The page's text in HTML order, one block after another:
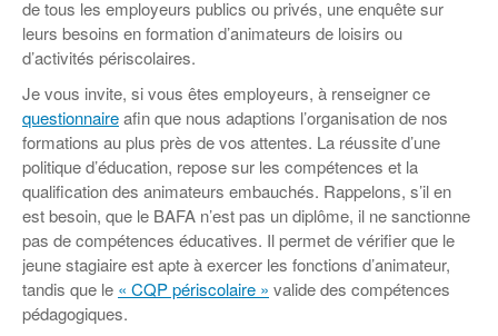
Guide du volontaire
Guide du tuteur
Pas d’éducation, pas d’avenir !
« Silence, on violence » Emprise et
violence conjugale
Malle pédagogique « Parcours d’exils
d’hier et d’aujourd’hui »
Présentation
Espace bénévoles
Story play’r
La ligue 95 et Recyclivre
Lutte contre l’illettrisme
Spectacles jeune public
Education aux médias
Les veilleurs de l’info
Education verte
Formation Eco-délégué.es
Actualité Ecole
… Formations générales BAFA
… Approfondissements BAFA
… Formations BAFD
Pour s’inscrire
Commander nos brochures
Coordonnées départementales
Actualités loisirs
de tous les employeurs publics ou privés, une enquête sur
leurs besoins en formation d’animateurs de loisirs ou
d’activités périscolaires.
Je vous invite, si vous êtes employeurs, à renseigner ce
questionnaireafin que nous adaptions l’organisation de nos
formations au plus près de vos attentes. La réussite d’une
politique d’éducation, repose sur les compétences et la
qualification des animateurs embauchés. Rappelons, s’il en
est besoin, que le BAFA n’est pas un diplôme, il ne sanctionne
pas de compétences éducatives. Il permet de vérifier que le
jeune stagiaire est apte à exercer les fonctions d’animateur,
tandis que le « CQP périscolaire » valide des compétences
pédagogiques.